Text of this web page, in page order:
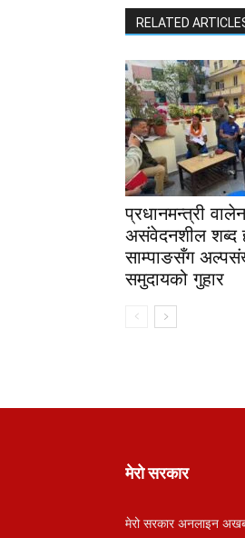
RELATED
प्रधानमन्त्री
असंवेदनशील शब्द
साम्पाङसँग
समुदायको गुहार
मेरो सरकार
मेरो सरकार अनलाइन